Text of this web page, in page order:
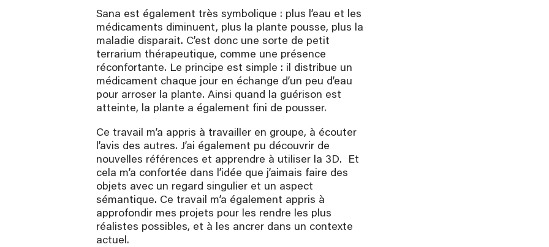
Sana est également très symbolique : plus l’eau et les
médicaments diminuent, plus la plante pousse, plus la
maladie disparait. C’est donc une sorte de petit
terrarium thérapeutique, comme une présence
réconfortante. Le principe est simple : il distribue un
médicament chaque jour en échange d’un peu d’eau
pour arroser la plante. Ainsi quand la guérison est
atteinte, la plante a également fini de pousser.
Ce travail m’a appris à travailler en groupe, à écouter
l’avis des autres. J’ai également pu découvrir de
nouvelles références et apprendre à utiliser la 3D. Et
cela m’a confortée dans l’idée que j’aimais faire des
objets avec un regard singulier et un aspect
sémantique. Ce travail m’a également appris à
approfondir mes projets pour les rendre les plus
réalistes possibles, et à les ancrer dans un contexte
actuel.